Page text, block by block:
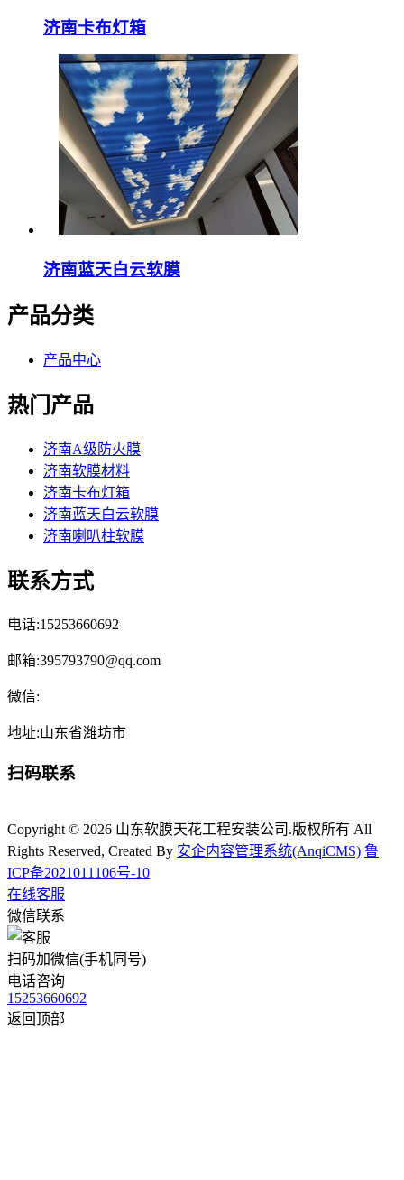
济南卡布灯箱
济南蓝天白云软膜
产品分类
产品中心
热门产品
济南A级防火膜
济南软膜材料
济南卡布灯箱
济南蓝天白云软膜
济南喇叭柱软膜
联系方式
电话:15253660692
邮箱:395793790@qq.com
微信:
地址:山东省潍坊市
扫码联系
Copyright © 2026 山东软膜天花工程安装公司.版权所有 All
Rights Reserved, Created By 安企内容管理系统(AnqiCMS) 鲁
ICP备2021011106号-10
在线客服
微信联系
扫码加微信(手机同号)
电话咨询
15253660692
返回顶部